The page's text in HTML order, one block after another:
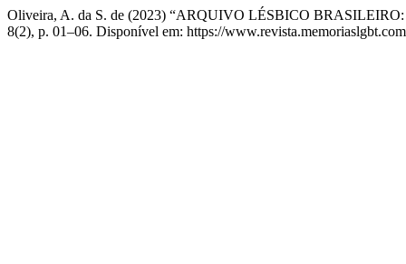
Oliveira, A. da S. de (2023) “ARQUIVO LÉSBICO
8(2), p. 01–06. Disponível em: https://